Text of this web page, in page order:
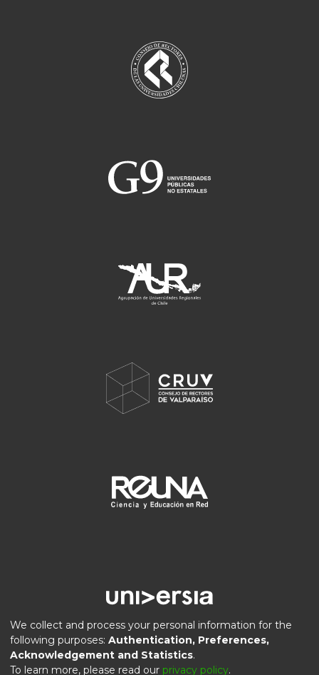
DSpace software copyright © 2002-2026
We collect and process your personal information for the
following purposes: Authentication, Preferences,
Acknowledgement and Statistics.
To learn more, please read our privacy policy.